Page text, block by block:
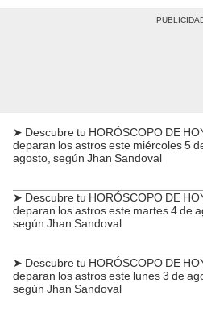
➤ Descubre tu HORÓSCOPO DE
deparan los astros este miércoles 5
agosto, según Jhan Sandoval
➤ Descubre tu HORÓSCOPO DE
deparan los astros este martes 4 de
según Jhan Sandoval
➤ Descubre tu HORÓSCOPO DE
deparan los astros este lunes 3 de
según Jhan Sandoval